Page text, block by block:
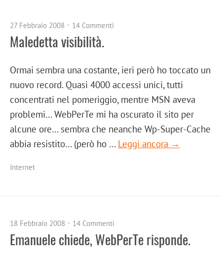
27 Febbraio 2008 14 Commenti
Maledetta visibilità.
Ormai sembra una costante, ieri però ho toccato un
nuovo record. Quasi 4000 accessi unici, tutti
concentrati nel pomeriggio, mentre MSN aveva
problemi… WebPerTe mi ha oscurato il sito per
alcune ore… sembra che neanche Wp-Super-Cache
abbia resistito… (però ho … Leggi ancora →
Internet
18 Febbraio 2008 14 Commenti
Emanuele chiede, WebPerTe risponde.